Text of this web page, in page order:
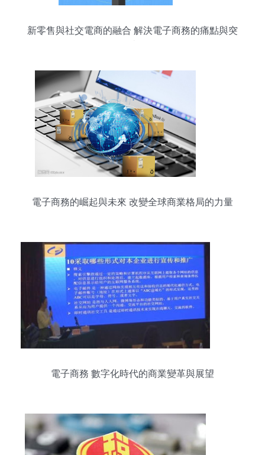
新零售與社交電商的融合 解決電子商務的痛點與突
電子商務的崛起與未來 改變全球商業格局的力量
電子商務 數字化時代的商業變革與展望